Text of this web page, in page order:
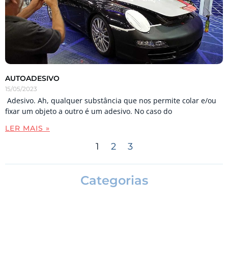
AUTOADESIVO
15/05/2023
Adesivo. Ah, qualquer substância que nos permite colar e/ou
fixar um objeto a outro é um adesivo. No caso do
LER MAIS »
1 2 3
Categorias